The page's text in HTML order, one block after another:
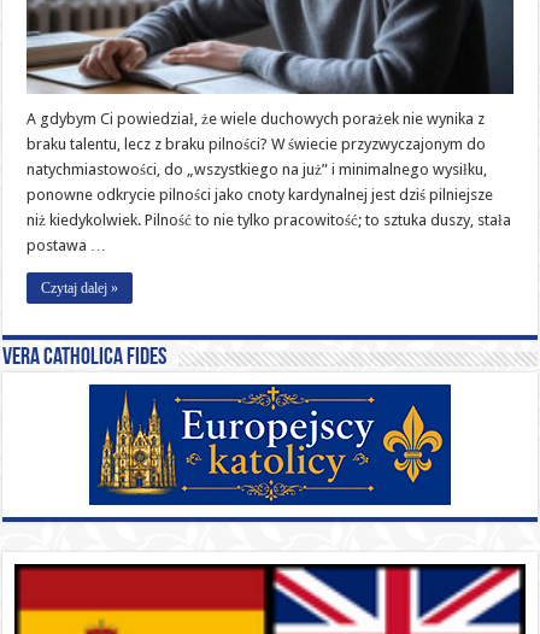
A gdybym Ci powiedział, że wiele duchowych porażek nie wynika z
braku talentu, lecz z braku pilności? W świecie przyzwyczajonym do
natychmiastowości, do „wszystkiego na już” i minimalnego wysiłku,
ponowne odkrycie pilności jako cnoty kardynalnej jest dziś pilniejsze
niż kiedykolwiek. Pilność to nie tylko pracowitość; to sztuka duszy, stała
postawa …
Czytaj dalej »
Vera catholica fides